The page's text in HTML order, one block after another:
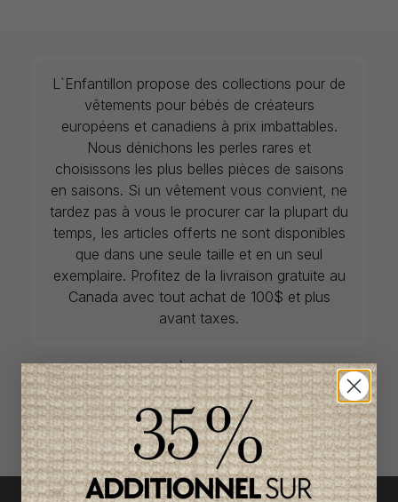
L`Enfantillon propose des collections pour de
vêtements pour bébés de créateurs
européens et canadiens à prix imbattables.
Nous dénichons les perles rares et
choisissons les plus belles pièces de saisons
en saisons. Si un vêtement vous convient, ne
tardez pas à vous le procurer car la plupart du
temps, les articles offerts ne sont disponibles
que dans une seule taille et en un seul
exemplaire. Profitez de la livraison gratuite au
Canada avec tout achat de 100$ et plus
avant taxes.
ACCÈS RAPIDE
magasinez par catégorie